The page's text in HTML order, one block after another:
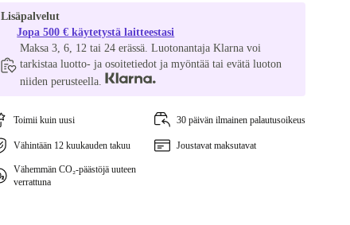
Lisäpalvelut
Jopa 500 € käytetystä laitteestasi
Maksa 3, 6, 12 tai 24 erässä. Luotonantaja Klarna voi
tarkistaa luotto- ja osoitetiedot ja myöntää tai evätä luoton
niiden perusteella.
Toimii kuin uusi 30 päivän ilmainen palautusoikeus
Vähintään 12 kuukauden takuu Joustavat maksutavat
Vähemmän CO₂-päästöjä uuteen
verrattuna